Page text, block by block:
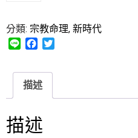
分類: 宗教命理, 新時代
e
e
b
o
k
描述
描述